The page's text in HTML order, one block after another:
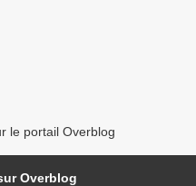
le portail Overblog
Overblog